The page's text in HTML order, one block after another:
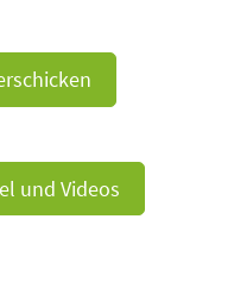
und Videos